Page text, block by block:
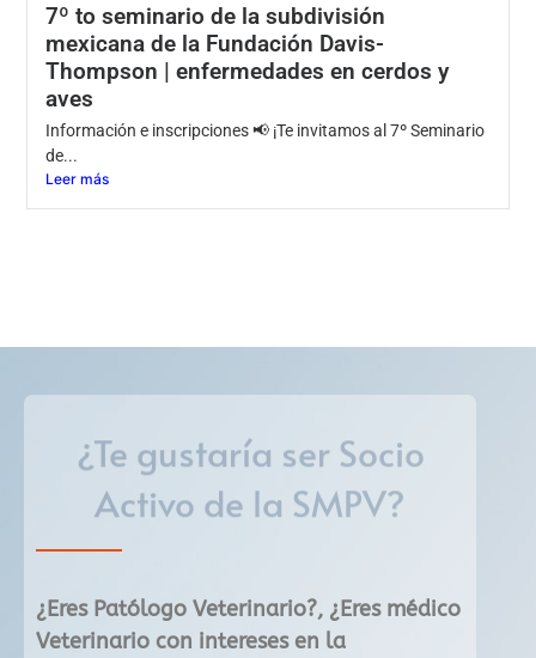
7º to seminario de la subdivisión
mexicana de la Fundación Davis-
Thompson | enfermedades en cerdos y
aves
Información e inscripciones 📢 ¡Te invitamos al 7º Seminario
de...
Leer más
¿Te gustaría ser Socio
Activo de la SMPV?
¿Eres Patólogo Veterinario?, ¿Eres médico
Veterinario con intereses en la